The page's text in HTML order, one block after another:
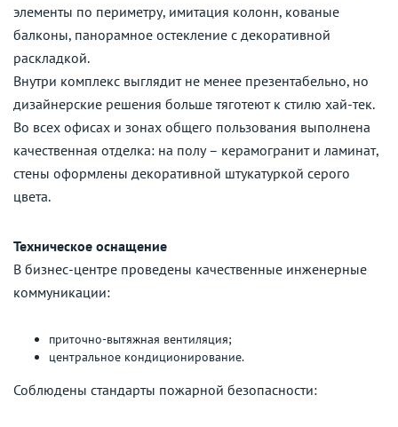
элементы по периметру, имитация колонн, кованые
балконы, панорамное остекление с декоративной
раскладкой.
Внутри комплекс выглядит не менее презентабельно, но
дизайнерские решения больше тяготеют к стилю хай-тек.
Во всех офисах и зонах общего пользования выполнена
качественная отделка: на полу – керамогранит и ламинат,
стены оформлены декоративной штукатуркой серого
цвета.
Техническое оснащение
В бизнес-центре проведены качественные инженерные
коммуникации:
приточно-вытяжная вентиляция;
центральное кондиционирование.
Соблюдены стандарты пожарной безопасности: